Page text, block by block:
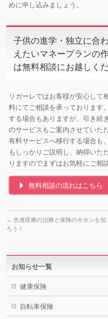
めに申し込みましょう。
子供の進学・独立に合
えたいマネープランの
は無料相談にお越しくだ
リガーレではお客様が安心して
料にてご相談を承っております
する場合もありますが、引き続
のサービスもご案内させていた
有料サービスへ移行する場合も
もしっかりご説明し、納得いた
りますのでまずはお気軽にご相
無料相談の流れはこちら
← 先進医療の治療と保険のキホンを知
ろう！
お知らせ一覧
健康保険
自転車保険